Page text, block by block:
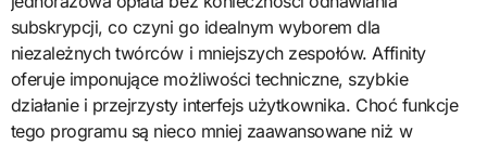
subskrypcji, co czyni go idealnym wyborem dla
niezależnych twórców i mniejszych zespołów. Affinity
oferuje imponujące możliwości techniczne, szybkie
działanie i przejrzysty interfejs użytkownika. Choć funkcje
tego programu są nieco mniej zaawansowane niż w